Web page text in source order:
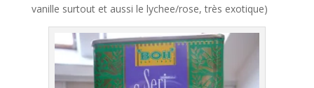
vanille surtout et aussi le lychee/rose, très exotique)